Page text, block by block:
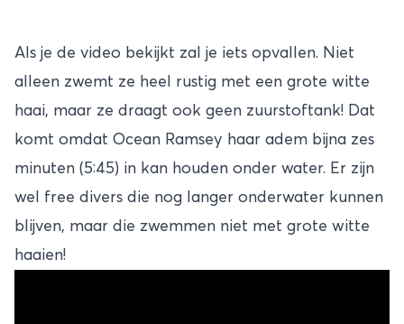
Als je de video bekijkt zal je iets opvallen. Niet
alleen zwemt ze heel rustig met een grote witte
haai, maar ze draagt ook geen zuurstoftank! Dat
komt omdat Ocean Ramsey haar adem bijna zes
minuten (5:45) in kan houden onder water. Er zijn
wel free divers die nog langer onderwater kunnen
blijven, maar die zwemmen niet met grote witte
haaien!